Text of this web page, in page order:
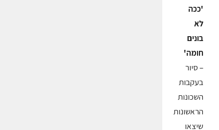
'ככה
לא
בונים
חומה'
– סיור
בעקבות
השכונות
הראשונות
שיצאו